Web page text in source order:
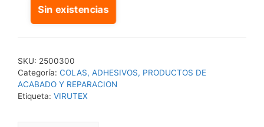
Sin existencias
SKU: 2500300
Categoría: COLAS, ADHESIVOS, PRODUCTOS DE
ACABADO Y REPARACION
Etiqueta: VIRUTEX